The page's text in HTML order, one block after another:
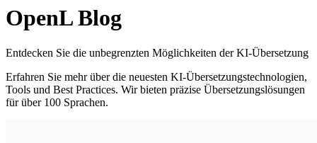
OpenL Blog
Entdecken Sie die unbegrenzten Möglichkeiten der KI-Übersetzung
Erfahren Sie mehr über die neuesten KI-Übersetzungstechnologien,
Tools und Best Practices. Wir bieten präzise Übersetzungslösungen
für über 100 Sprachen.